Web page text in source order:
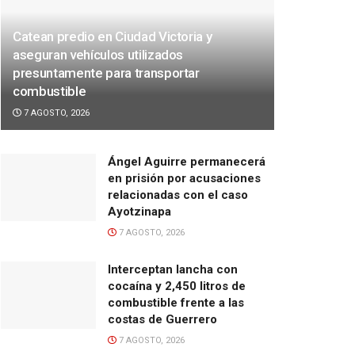
Catean predio en Ciudad Victoria y
aseguran vehículos utilizados
presuntamente para transportar
combustible
7 AGOSTO, 2026
Ángel Aguirre permanecerá
en prisión por acusaciones
relacionadas con el caso
Ayotzinapa
7 AGOSTO, 2026
Interceptan lancha con
cocaína y 2,450 litros de
combustible frente a las
costas de Guerrero
7 AGOSTO, 2026